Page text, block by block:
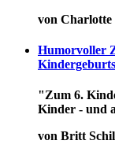
von Charlotte
Humorvoller
"Zum 6.
Kinder - und
von Britt